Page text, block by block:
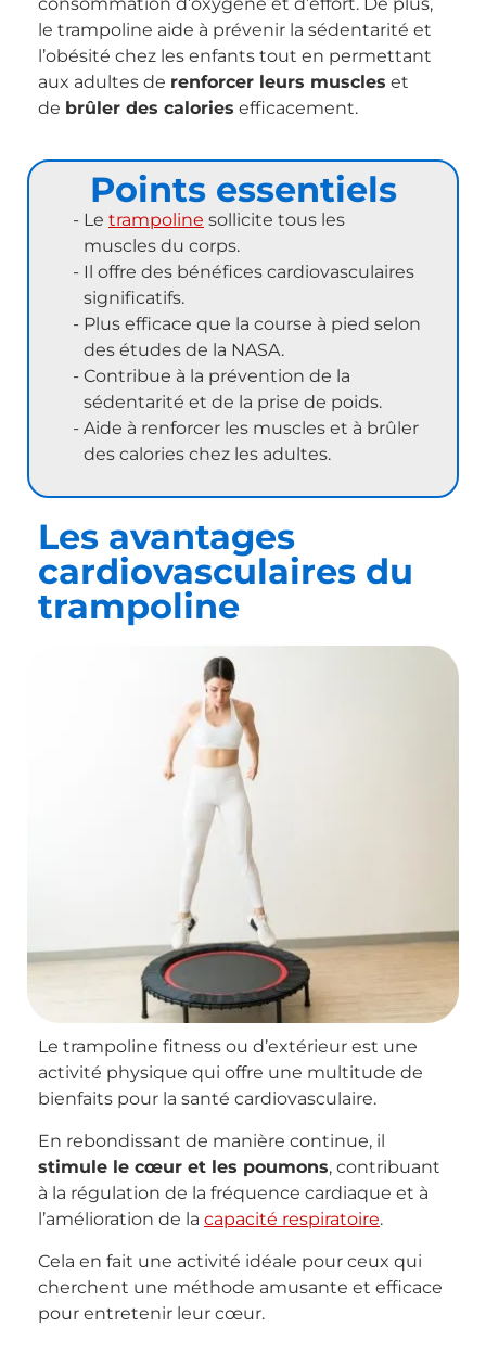
le trampoline aide à prévenir la sédentarité et
l’obésité chez les enfants tout en permettant
aux adultes de renforcer leurs muscles et
de brûler des calories efficacement.
Points essentiels
Le trampoline sollicite tous les
muscles du corps.
Il offre des bénéfices cardiovasculaires
significatifs.
Plus efficace que la course à pied selon
des études de la NASA.
Contribue à la prévention de la
sédentarité et de la prise de poids.
Aide à renforcer les muscles et à brûler
des calories chez les adultes.
Les avantages
cardiovasculaires du
trampoline
Le trampoline fitness ou d’extérieur est une
activité physique qui offre une multitude de
bienfaits pour la santé cardiovasculaire.
En rebondissant de manière continue, il
stimule le cœur et les poumons, contribuant
à la régulation de la fréquence cardiaque et à
l’amélioration de la capacité respiratoire.
Cela en fait une activité idéale pour ceux qui
cherchent une méthode amusante et efficace
pour entretenir leur cœur.